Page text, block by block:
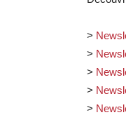
>
>
>
>
>